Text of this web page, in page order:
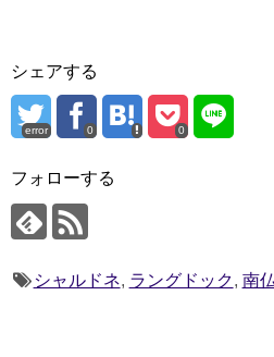
シェアする
error 0 0
フォローする
シャルドネ, ラングドック, 南